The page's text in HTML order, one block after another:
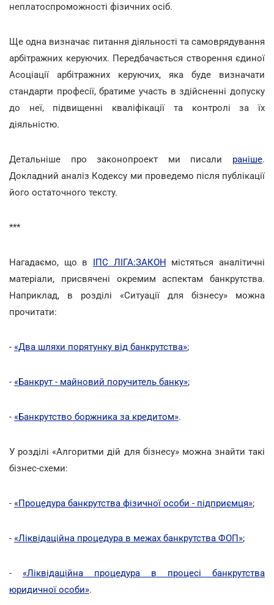
неплатоспроможності фізичних осіб.
Ще одна визначає питання діяльності та самоврядування
арбітражних керуючих. Передбачається створення єдиної
Асоціації арбітражних керуючих, яка буде визначати
стандарти професії, братиме участь в здійсненні допуску
до неї, підвищенні кваліфікації та контролі за їх
діяльністю.
Детальніше про законопроект ми писали раніше.
Докладний аналіз Кодексу ми проведемо після публікації
його остаточного тексту.
***
Нагадаємо, що в ІПС ЛІГА:ЗАКОН містяться аналітичні
матеріали, присвячені окремим аспектам банкрутства.
Наприклад, в розділі «Ситуації для бізнесу» можна
прочитати:
- «Два шляхи порятунку від банкрутства»;
- «Банкрут - майновий поручитель банку»;
- «Банкрутство боржника за кредитом».
У розділі «Алгоритми дій для бізнесу» можна знайти такі
бізнес-схеми:
- «Процедура банкрутства фізичної особи - підприємця»;
- «Ліквідаційна процедура в межах банкрутства ФОП»;
- «Ліквідаційна процедура в процесі банкрутства
юридичної особи».